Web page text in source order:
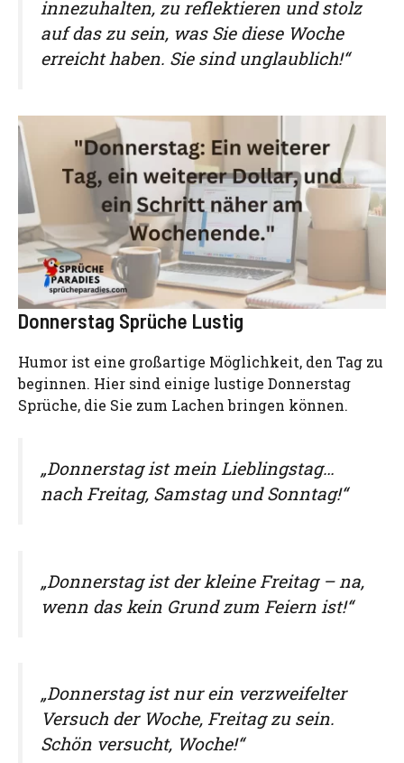
innezuhalten, zu reflektieren und stolz
auf das zu sein, was Sie diese Woche
erreicht haben. Sie sind unglaublich!“
Donnerstag Sprüche Lustig
Humor ist eine großartige Möglichkeit, den Tag zu
beginnen. Hier sind einige lustige Donnerstag
Sprüche, die Sie zum Lachen bringen können.
„Donnerstag ist mein Lieblingstag…
nach Freitag, Samstag und Sonntag!“
„Donnerstag ist der kleine Freitag – na,
wenn das kein Grund zum Feiern ist!“
„Donnerstag ist nur ein verzweifelter
Versuch der Woche, Freitag zu sein.
Schön versucht, Woche!“